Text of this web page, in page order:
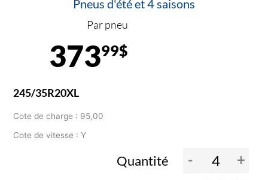
Pneus d'été et 4 saisons
Par pneu
37399$
245/35R20XL
Cote de charge : 95,00
Cote de vitesse : Y
Quantité - +